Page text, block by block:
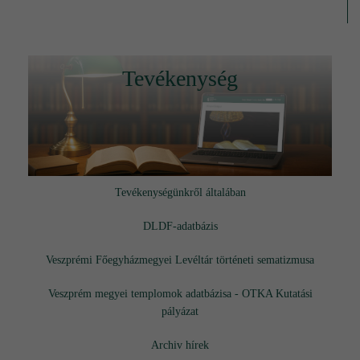
Tevékenység
Tevékenységünkről általában
DLDF-adatbázis
Veszprémi Főegyházmegyei Levéltár történeti sematizmusa
Veszprém megyei templomok adatbázisa - OTKA Kutatási
pályázat
Archiv hírek